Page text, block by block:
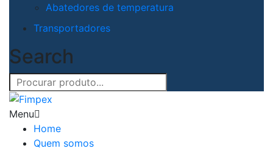
Abatedores de temperatura
Transportadores
Search
Menu
Home
Quem somos